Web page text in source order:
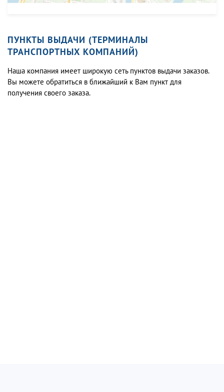
ПУНКТЫ ВЫДАЧИ (ТЕРМИНАЛЫ
ТРАНСПОРТНЫХ КОМПАНИЙ)
Наша компания имеет широкую сеть пунктов выдачи заказов.
Вы можете обратиться в ближайший к Вам пункт для
получения своего заказа.